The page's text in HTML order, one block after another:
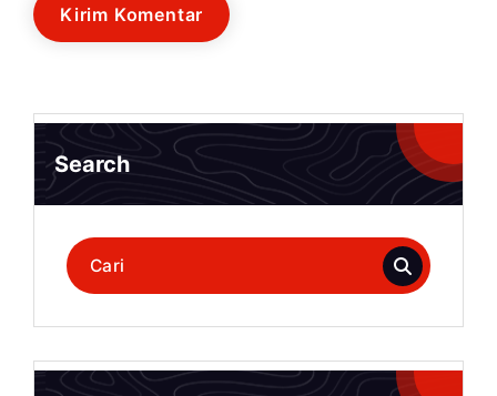
Search
Pencarian
untuk: